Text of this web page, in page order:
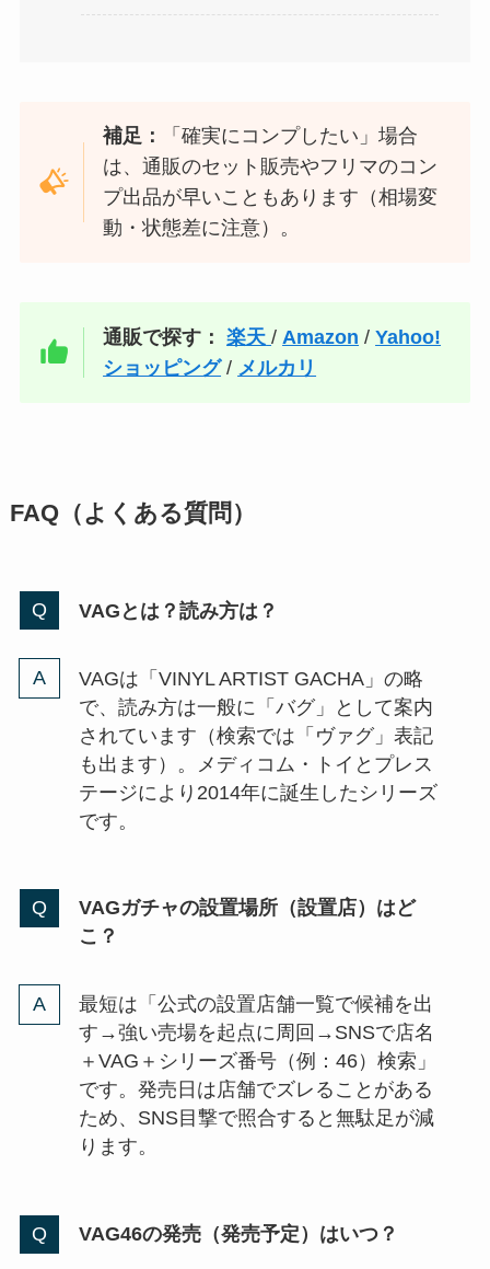
補足：
「確実にコンプしたい」場合
は、通販のセット販売やフリマのコン
プ出品が早いこともあります（相場変
動・状態差に注意）。
通販で探す： 楽天 /Amazon /Yahoo!
ショッピング/ メルカリ
FAQ（よくある質問）
VAGとは？読み方は？
VAGは「VINYL ARTIST GACHA」の略
で、読み方は一般に「バグ」として案内
されています（検索では「ヴァグ」表記
も出ます）。メディコム・トイとプレス
テージにより2014年に誕生したシリーズ
です。
VAGガチャの設置場所（設置店）はど
こ？
最短は「公式の設置店舗一覧で候補を出
す→強い売場を起点に周回→SNSで店名
＋VAG＋シリーズ番号（例：46）検索」
です。発売日は店舗でズレることがある
ため、SNS目撃で照合すると無駄足が減
ります。
VAG46の発売（発売予定）はいつ？